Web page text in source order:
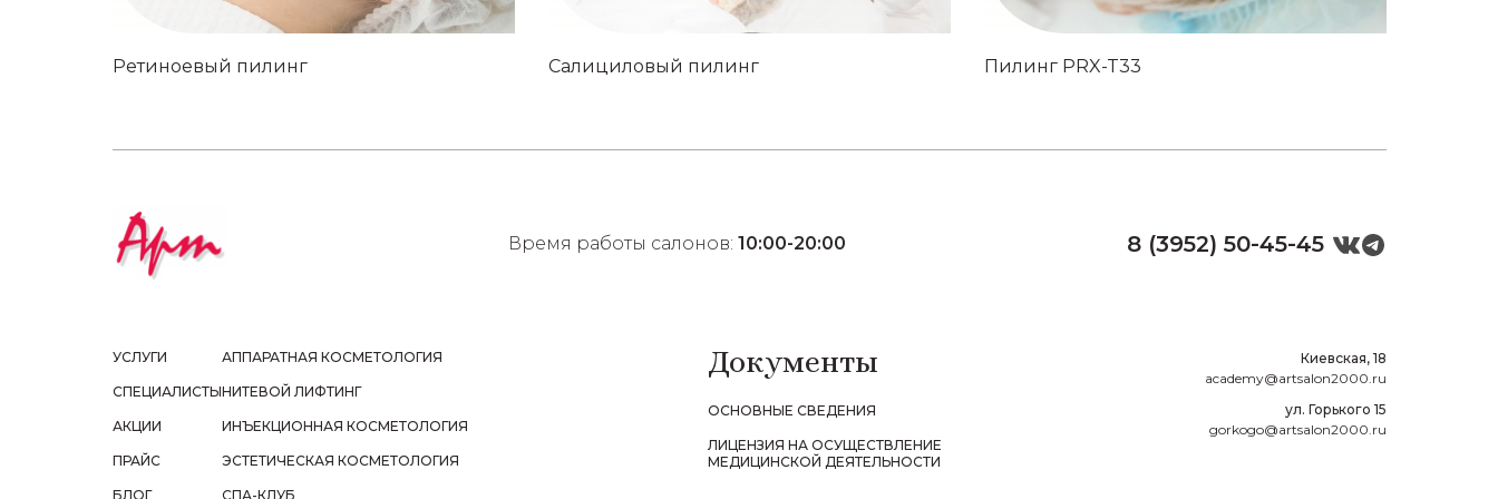
Ретиноевый пилинг Салициловый пилинг Пилинг PRX-T33
Время работы салонов: 10:00-20:00 8 (3952) 50-45-45
УСЛУГИ
СПЕЦИАЛИСТЫ
АКЦИИ
ПРАЙС
БЛОГ
АППАРАТНАЯ КОСМЕТОЛОГИЯ
НИТЕВОЙ ЛИФТИНГ
ИНЪЕКЦИОННАЯ КОСМЕТОЛОГИЯ
ЭСТЕТИЧЕСКАЯ КОСМЕТОЛОГИЯ
СПА-КЛУБ
Документы
ОСНОВНЫЕ СВЕДЕНИЯ
ЛИЦЕНЗИЯ НА ОСУЩЕСТВЛЕНИЕ
МЕДИЦИНСКОЙ ДЕЯТЕЛЬНОСТИ
Киевская, 18
academy@artsalon2000.ru
ул. Горького 15
gorkogo@artsalon2000.ru